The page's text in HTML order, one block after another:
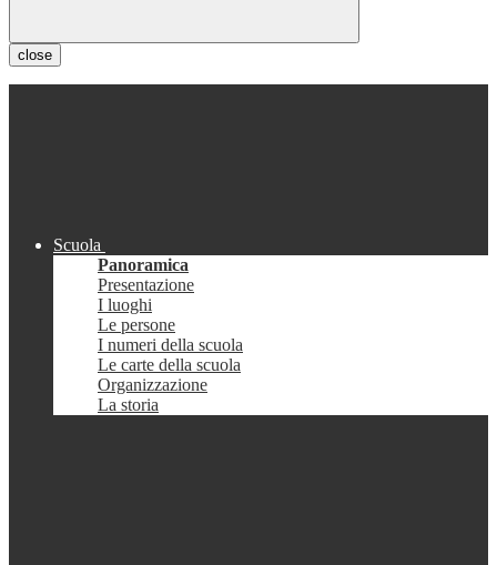
close
Scuola
Panoramica
Presentazione
I luoghi
Le persone
I numeri della scuola
Le carte della scuola
Organizzazione
La storia